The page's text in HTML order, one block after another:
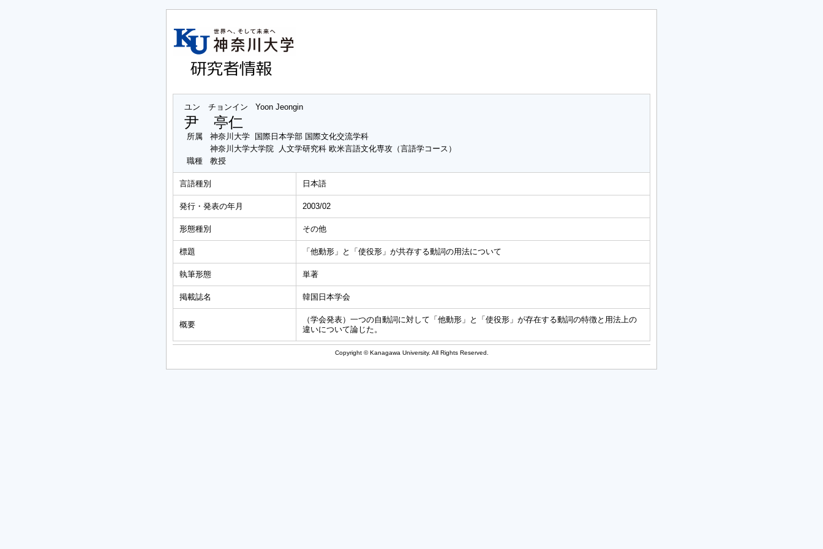
ユン チョンイン Yoon Jeongin
尹 亭仁
所属
神奈川大学 国際日本学部 国際文化交流学科
神奈川大学大学院 人文学研究科 欧米言語文化専攻（言語学コース）
職種
教授
言語種別 日本語
発行・発表の年月 2003/02
形態種別 その他
標題 「他動形」と「使役形」が共存する動詞の用法について
執筆形態 単著
掲載誌名 韓国日本学会
概要
（学会発表）一つの自動詞に対して「他動形」と「使役形」が存在する動詞の特徴と用法上の
違いについて論じた。
Copyright © Kanagawa University. All Rights Reserved.